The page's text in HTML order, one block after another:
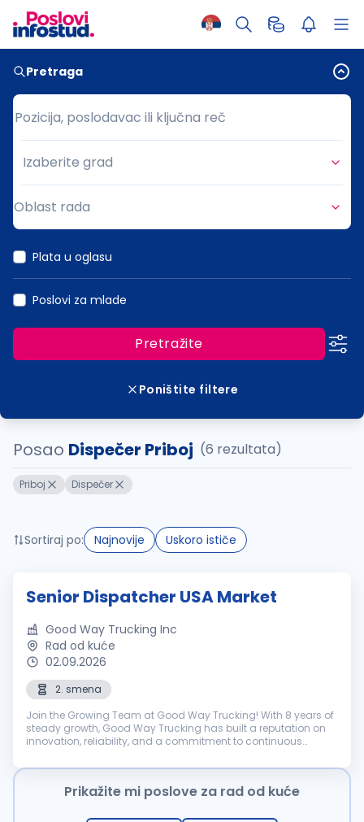
Pretraga
Pozicija, poslodavac ili ključna reč
Pozicija, poslodavac ili ključna reč
Grad
Izaberite grad
Oblast rada
Plata u oglasu
Poslovi za mlade
Pretražite
Poništite filtere
Posao Dispečer Priboj (6 rezultata)
Priboj Dispečer
Sortiraj po: Najnovije Uskoro ističe
Senior Dispatcher USA Market
Good Way Trucking Inc
Rad od kuće
02.09.2026
2. smena
Join the Growing Team at Good Way Trucking! With 8 years of
steady growth, Good Way Trucking has built a reputation on
innovation, reliability, and a commitment to continuous
individuals to grow...
Prikažite mi poslove za rad od kuće